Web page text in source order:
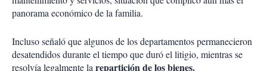
panorama económico de la familia.
Incluso señaló que algunos de los departamentos permanecieron
desatendidos durante el tiempo que duró el litigio, mientras se
resolvía legalmente larepartición de los bienes.